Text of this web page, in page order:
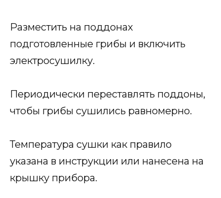
Разместить на поддонах
подготовленные грибы и включить
электросушилку.
Периодически переставлять поддоны,
чтобы грибы сушились равномерно.
Температура сушки как правило
указана в инструкции или нанесена на
крышку прибора.